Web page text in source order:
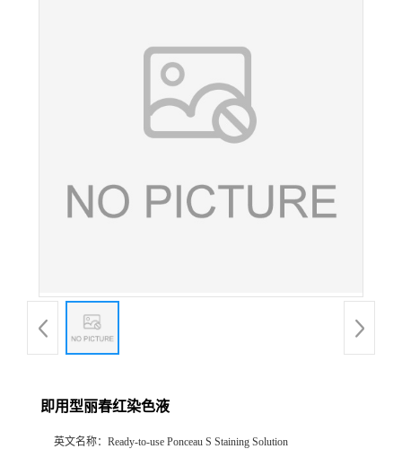
即用型丽春红染色液
英文名称： Ready-to-use Ponceau S Staining Solution